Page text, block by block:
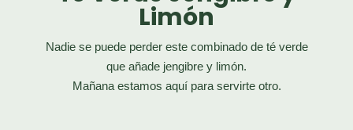
Limón
Nadie se puede perder este combinado de té verde
que añade jengibre y limón.
Mañana estamos aquí para servirte otro.